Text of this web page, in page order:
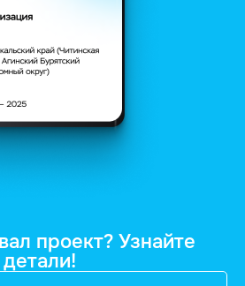
проект? Узнайте
детали!